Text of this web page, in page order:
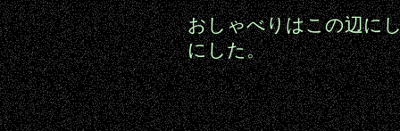
おしゃべりはこの辺に
にした。